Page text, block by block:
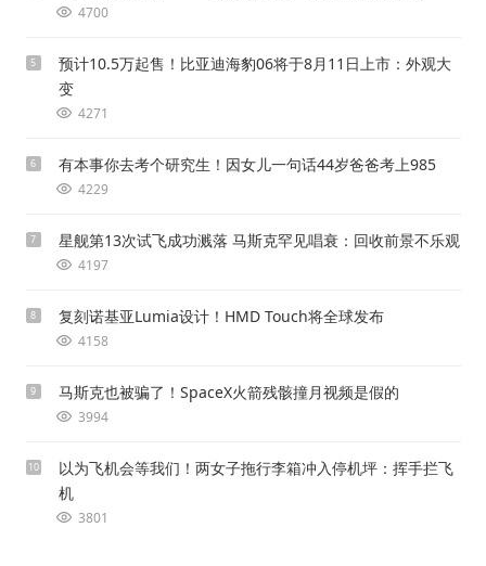
4700
5
预计10.5万起售！比亚迪海豹06将于8月11日上市：外观大
变
4271
6 有本事你去考个研究生！因女儿一句话44岁爸爸考上985
4229
7 星舰第13次试飞成功溅落 马斯克罕见唱衰：回收前景不乐观
4197
8 复刻诺基亚Lumia设计！HMD Touch将全球发布
4158
9 马斯克也被骗了！SpaceX火箭残骸撞月视频是假的
3994
10
以为飞机会等我们！两女子拖行李箱冲入停机坪：挥手拦飞
机
3801